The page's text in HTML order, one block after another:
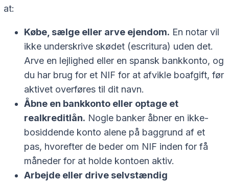
at:
Købe, sælge eller arve ejendom. En notar vil
ikke underskrive skødet (escritura) uden det.
Arve en lejlighed eller en spansk bankkonto, og
du har brug for et NIF for at afvikle boafgift, før
aktivet overføres til dit navn.
Åbne en bankkonto eller optage et
realkreditlån. Nogle banker åbner en ikke-
bosiddende konto alene på baggrund af et
pas, hvorefter de beder om NIF inden for få
måneder for at holde kontoen aktiv.
Arbejde eller drive selvstændig